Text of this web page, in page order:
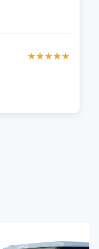
★★★★★
★★★★★